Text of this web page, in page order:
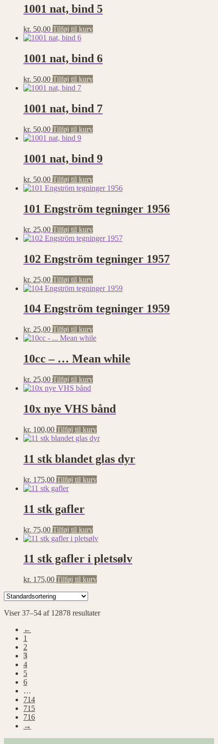
1001 nat, bind 5
kr. 50,00 Tilføj til kurv
1001 nat, bind 6
kr. 50,00 Tilføj til kurv
1001 nat, bind 7
kr. 50,00 Tilføj til kurv
1001 nat, bind 9
kr. 50,00 Tilføj til kurv
101 Engström tegninger 1956
kr. 25,00 Tilføj til kurv
102 Engström tegninger 1957
kr. 25,00 Tilføj til kurv
104 Engström tegninger 1959
kr. 25,00 Tilføj til kurv
10cc – … Mean while
kr. 25,00 Tilføj til kurv
10x nye VHS bånd
kr. 100,00 Tilføj til kurv
11 stk blandet glas dyr
kr. 175,00 Tilføj til kurv
11 stk gafler
kr. 75,00 Tilføj til kurv
11 stk gafler i pletsølv
kr. 175,00 Tilføj til kurv
Viser 37–54 af 12878 resultater
←
1
2
3
4
5
6
…
714
715
716
→